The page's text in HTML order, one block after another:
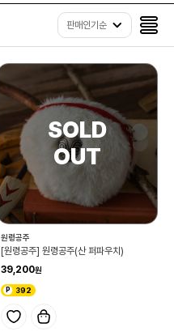
판매인기순
원령공주
[원령공주] 원령공주(산 퍼파우치)
39,200
392